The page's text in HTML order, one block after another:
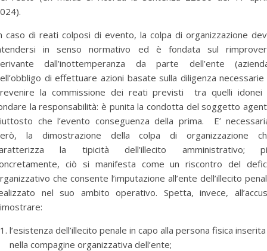
caso di reati colposi di evento, la colpa di organizzazione
in senso normativo ed è fondata sul
dall’inottemperanza da parte dell’ente
di effettuare azioni basate sulla diligenza necessarie
la commissione dei reati previsti tra quelli idonei
la responsabilità: è punita la condotta del soggetto
che l’evento conseguenza della prima. E’
la dimostrazione della colpa di organizzazione
la tipicità dell’illecito amministrativo;
ciò si manifesta come un riscontro del
che consente l’imputazione all’ente dell’illecito
nel suo ambito operativo. Spetta, invece,
l’esistenza dell’illecito penale in capo alla persona fisica inserita
nella compagine organizzativa dell’ente;